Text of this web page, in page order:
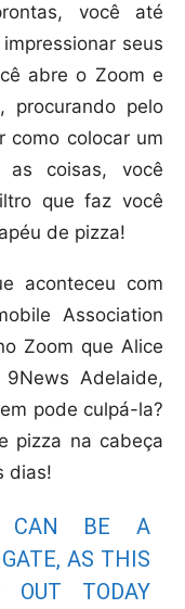
você até
seus
abre o Zoom e
procurando pelo
como colocar um
coisas, você
que faz você
de pizza!
aconteceu com
Association
Zoom que Alice
Adelaide,
pode culpá-la?
pizza na cabeça
dias!
CAN BE A
AS THIS
OUT TODAY